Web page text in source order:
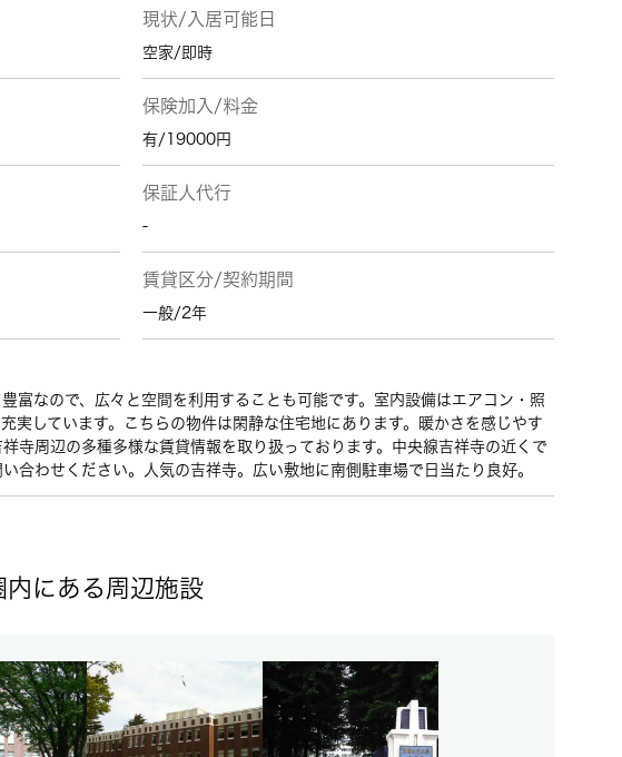
現状/入居可能日
空家/即時
保険加入/料金
有/19000円
保証人代行
-
賃貸区分/契約期間
一般/2年
富なので、広々と空間を利用することも可能です。室内設備はエアコン・照
実しています。こちらの物件は閑静な住宅地にあります。暖かさを感じやす
寺周辺の多種多様な賃貸情報を取り扱っております。中央線吉祥寺の近くで
合わせください。人気の吉祥寺。広い敷地に南側駐車場で日当たり良好。
にある周辺施設